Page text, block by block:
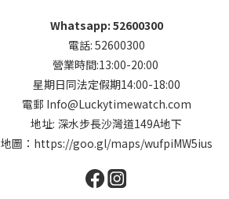
Whatsapp: 52600300
電話: 52600300
營業時間:13:00-20:00
星期日同法定假期14:00-18:00
電郵 Info@Luckytimewatch.com
地址: 深水步長沙灣道149A地下
地圖： https://goo.gl/maps/wufpiMW5ius